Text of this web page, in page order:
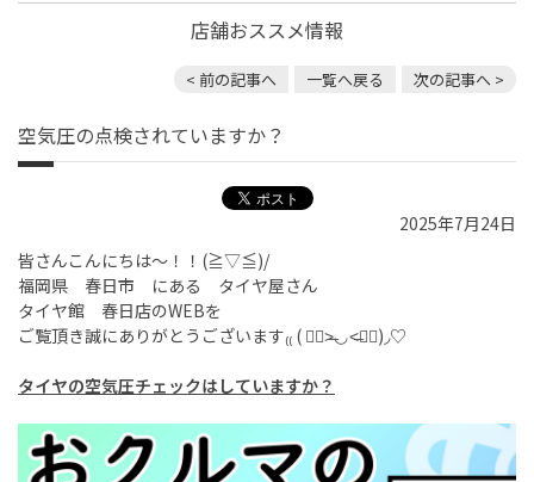
店舗おススメ情報
< 前の記事へ 一覧へ戻る 次の記事へ >
空気圧の点検されていますか？
2025年7月24日
皆さんこんにちは～！！(≧▽≦)/
福岡県 春日市 にある タイヤ屋さん
タイヤ館 春日店のWEBを
ご覧頂き誠にありがとうございます₍₍ ( ๑˃̶◡˂̶๑) ◞♡
タイヤの空気圧チェックはしていますか？